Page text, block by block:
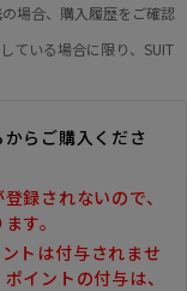
場合、購入履歴をご確認
ている場合に限り、SUIT
らご購入くださ
録されないので、
す。
トは付与されませ
イントの付与は、